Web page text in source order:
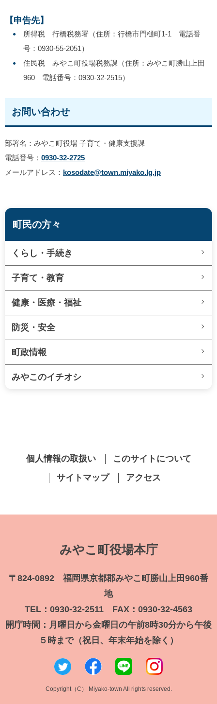
【申告先】
所得税 行橋税務署（住所：行橋市門樋町1-1 電話番
号：0930-55-2051）
住民税 みやこ町役場税務課（住所：みやこ町勝山上田
960 電話番号：0930-32-2515）
お問い合わせ
部署名：みやこ町役場 子育て・健康支援課
電話番号： 0930-32-2725
メールアドレス： kosodate@town.miyako.lg.jp
町民の方々
くらし・手続き
子育て・教育
健康・医療・福祉
防災・安全
町政情報
みやこのイチオシ
個人情報の取扱い
このサイトについて
サイトマップ
アクセス
みやこ町役場本庁
〒824-0892 福岡県京都郡みやこ町勝山上田960番
地
TEL：0930-32-2511 FAX：0930-32-4563
開庁時間：月曜日から金曜日の午前8時30分から午後
５時まで（祝日、年末年始を除く）
Copyright（C） Miyako-town All rights reserved.